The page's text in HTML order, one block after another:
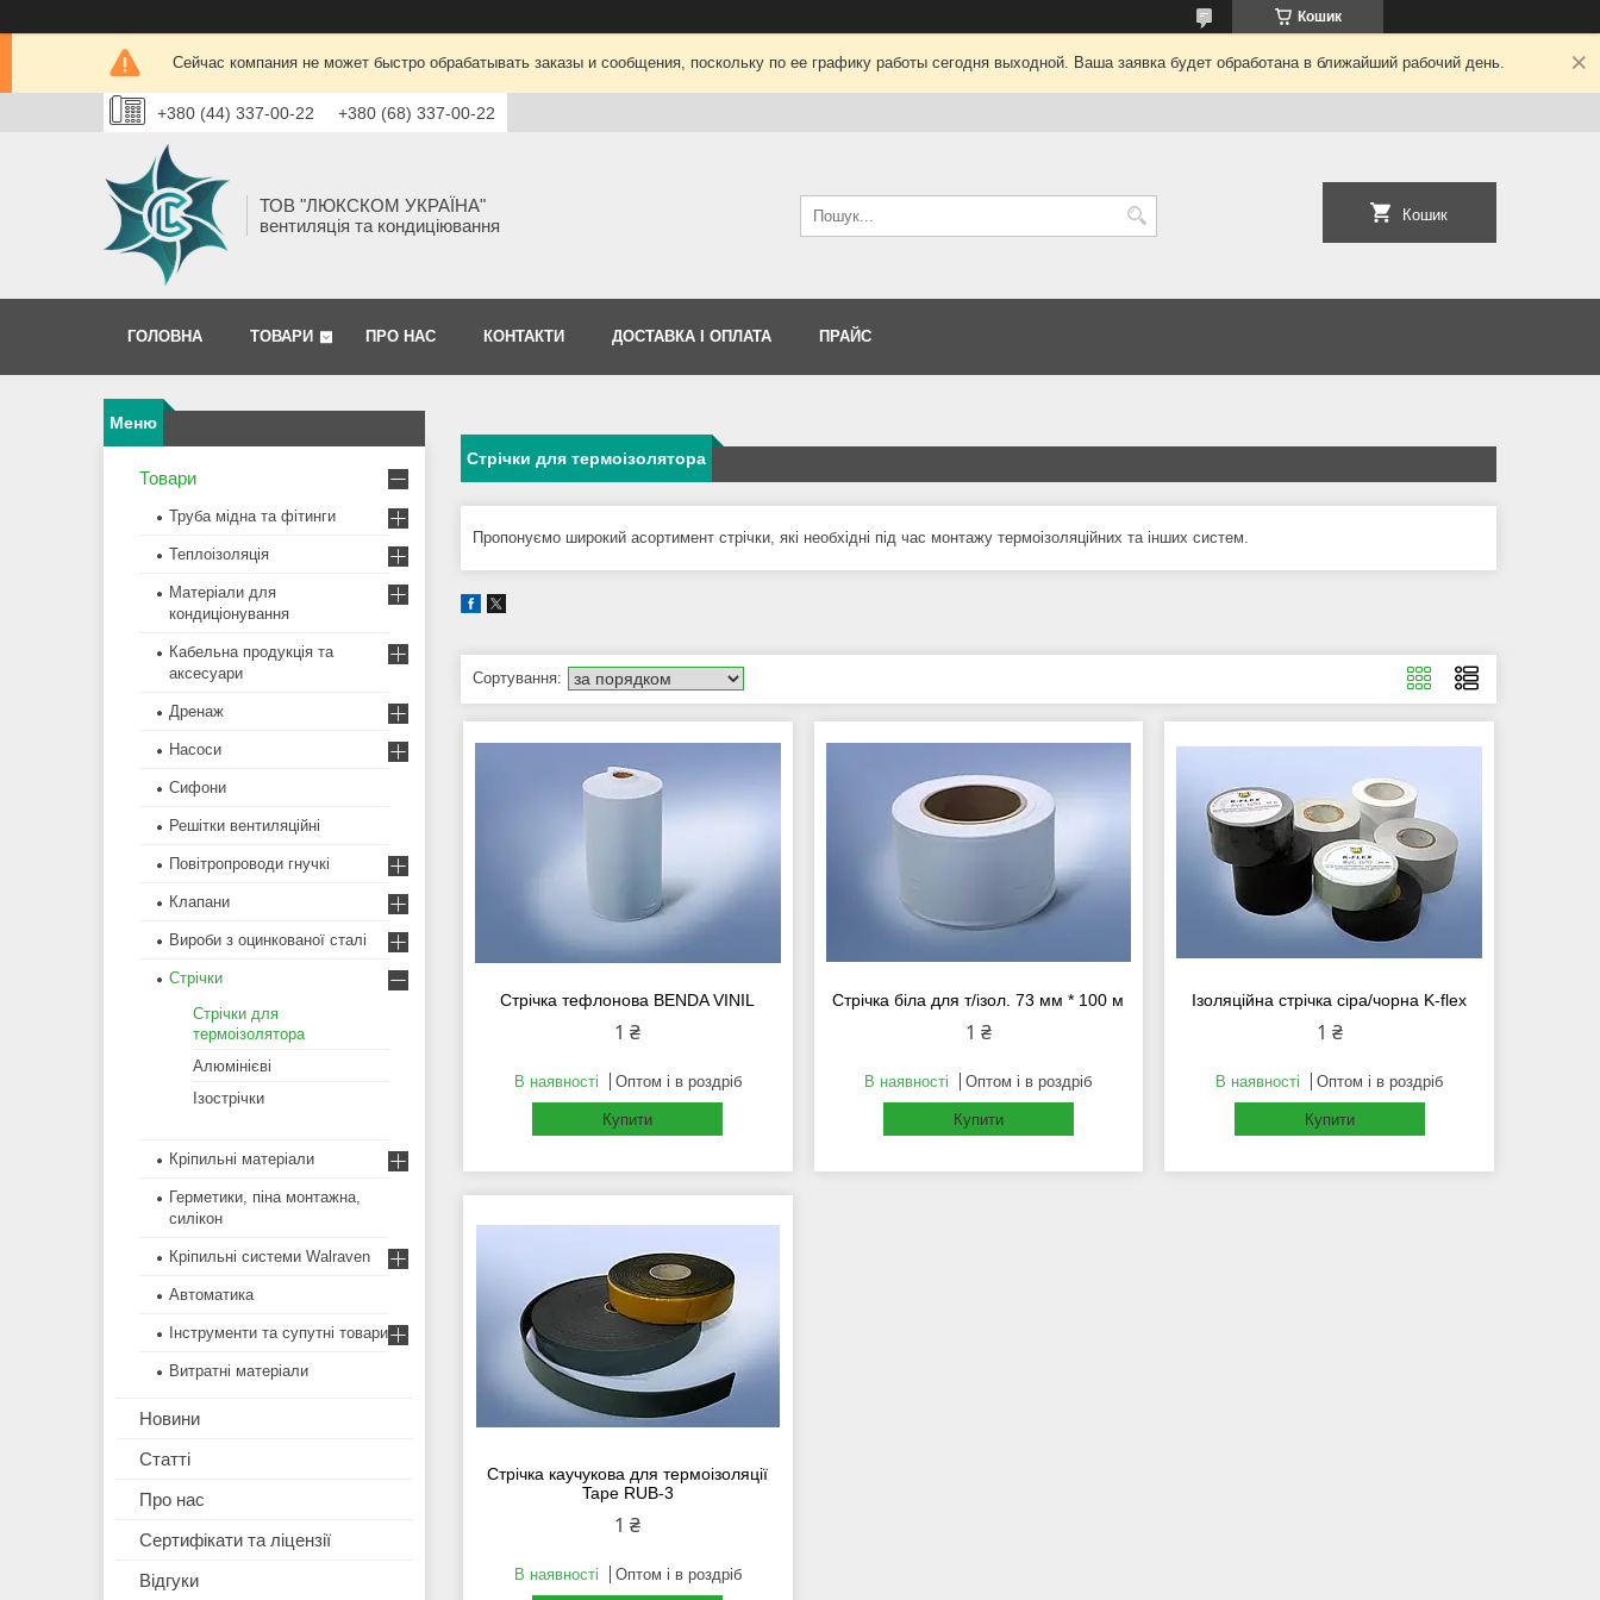
Кошик
Сейчас компания не может быстро обрабатывать заказы и сообщения, поскольку по ее графику работы сегодня выходной. Ваша заявка будет обработана в ближайший рабочий день.
+380 (44) 337-00-22 +380 (68) 337-00-22
ТОВ "ЛЮКСКОМ УКРАЇНА"
вентиляція та кондиціювання
Кошик
ГОЛОВНА ТОВАРИ ПРО НАС КОНТАКТИ ДОСТАВКА І ОПЛАТА ПРАЙС
Стрічки для термоізолятора
Пропонуємо широкий асортимент стрічки, які необхідні під час монтажу термоізоляційних та інших систем.
Стрічка тефлонова BENDA VINIL
1 ₴
В наявності Оптом і в роздріб
Купити
Стрічка біла для т/ізол. 73 мм * 100 м
1 ₴
В наявності Оптом і в роздріб
Купити
Ізоляційна стрічка сіра/чорна K-flex
1 ₴
В наявності Оптом і в роздріб
Купити
Стрічка каучукова для термоізоляції
Tape RUB-3
1 ₴
В наявності Оптом і в роздріб
Товари
Труба мідна та фітинги
Теплоізоляція
Матеріали для
кондиціонування
Кабельна продукція та
аксесуари
Дренаж
Насоси
Сифони
Решітки вентиляційні
Повітропроводи гнучкі
Клапани
Вироби з оцинкованої сталі
Стрічки
Стрічки для
термоізолятора
Алюмінієві
Ізострічки
Кріпильні матеріали
Герметики, піна монтажна,
силікон
Кріпильні системи Walraven
Автоматика
Інструменти та супутні товари
Витратні матеріали
Новини
Статті
Про нас
Сертифікати та ліцензії
Відгуки